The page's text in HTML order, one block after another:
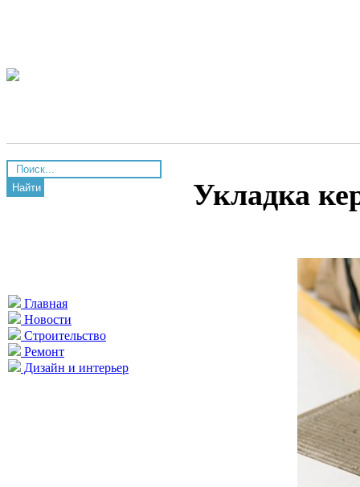
Найти
Главная
Новости
Строительство
Ремонт
Дизайн и интерьер
Укладка